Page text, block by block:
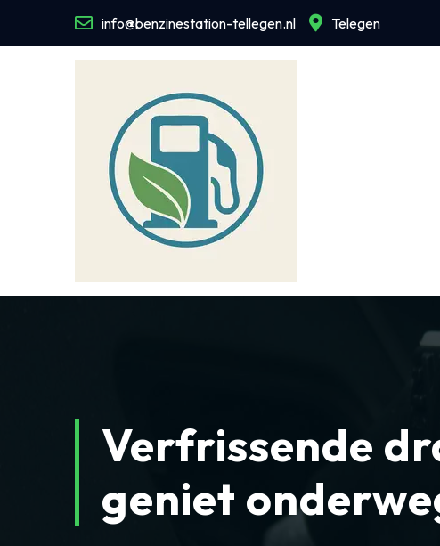
inhoud
info@benzinestation-tellegen.nl Telegen
Verfrissende
geniet